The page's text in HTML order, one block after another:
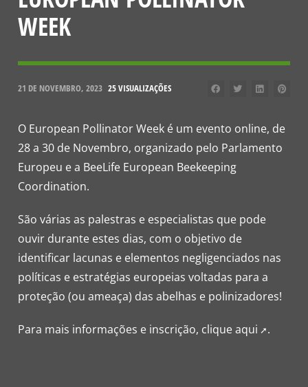
WEEK
21 DE NOVEMBRO, 2023 25 VISUALIZAÇÕES
O European Pollinator Week é um evento online, de
28 a 30 de Novembro, organizado pelo Parlamento
Europeu e a BeeLife European Beekeeping
Coordination.
São várias as palestras e especialistas que pode
ouvir durante estes dias, com o objetivo de
identificar lacunas e elementos negligenciados nas
políticas e estratégias europeias voltadas para a
proteção (ou ameaça) das abelhas e polinizadores!
Para mais informações e inscrição, cliqueaqui .